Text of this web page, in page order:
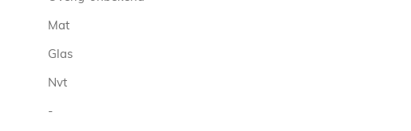
Mat
Glas
Nvt
-